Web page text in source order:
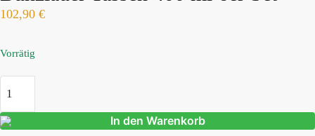
102,90 €
Vorrätig
In den Warenkorb